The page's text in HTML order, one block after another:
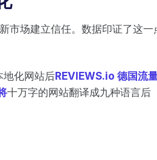
市场建立信任。数据印证了这一
化网站后REVIEWS.io 德国流
十万字的网站翻译成九种语言后